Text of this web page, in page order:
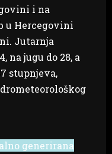
i na
u Hercegovini
Jutarnja
na jugu do 28, a
stupnjeva,
generirana